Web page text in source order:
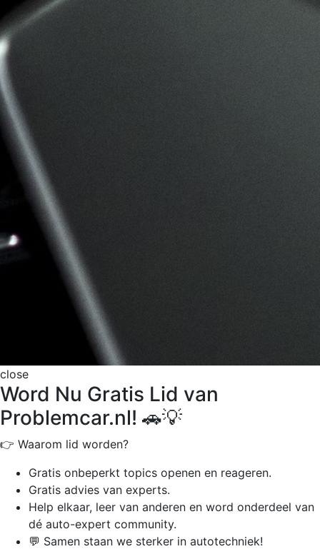
close
Word Nu Gratis Lid van
Problemcar.nl! 🚗💡
👉 Waarom lid worden?
Gratis onbeperkt topics openen en reageren.
Gratis advies van experts.
Help elkaar, leer van anderen en word onderdeel van
dé auto-expert community.
💬 Samen staan we sterker in autotechniek!